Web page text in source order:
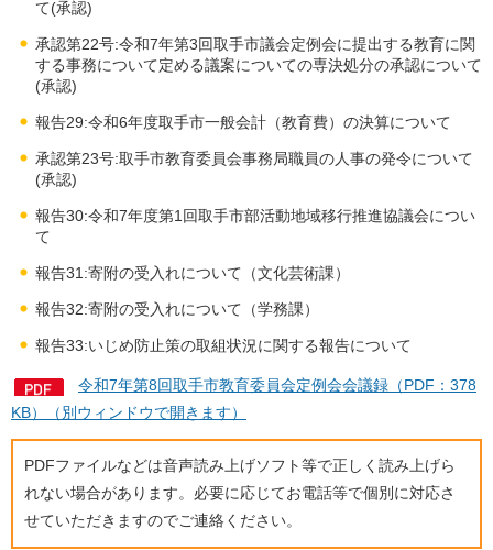
て(承認)
承認第22号:令和7年第3回取手市議会定例会に提出する教育に関
する事務について定める議案についての専決処分の承認について
(承認)
報告29:令和6年度取手市一般会計（教育費）の決算について
承認第23号:取手市教育委員会事務局職員の人事の発令について
(承認)
報告30:令和7年度第1回取手市部活動地域移行推進協議会につい
て
報告31:寄附の受入れについて（文化芸術課）
報告32:寄附の受入れについて（学務課）
報告33:いじめ防止策の取組状況に関する報告について
令和7年第8回取手市教育委員会定例会会議録（PDF：378
KB）（別ウィンドウで開きます）
PDFファイルなどは音声読み上げソフト等で正しく読み上げら
れない場合があります。必要に応じてお電話等で個別に対応さ
せていただきますのでご連絡ください。